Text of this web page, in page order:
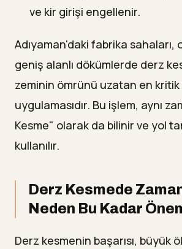
ve kir girişi engellenir.
Adıyaman'daki fabrika sahaları,
geniş alanlı dökümlerde derz
zeminin ömrünü uzatan en
uygulamasıdır. Bu işlem, aynı
Kesme" olarak da bilinir ve yol
kullanılır.
Derz Kesmede
Neden Bu Kadar
Derz kesmenin başarısı, büyük